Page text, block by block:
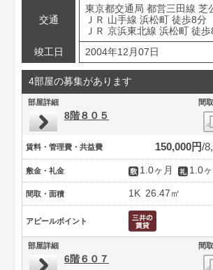
交通
東京都交通局 都営三田線 芝
ＪＲ 山手線 浜松町 徒歩8分
ＪＲ 京浜東北線 浜松町 徒歩
竣工日
2004年12月07日
4部屋の募集があります
部屋詳細 間
8階８０５
賃料・管理費・共益費 150,000円
敷金・礼金 1.0ヶ月 1.0ヶ
間取・面積 1K 26.47㎡
アピールポイント
部屋詳細 間
6階６０７